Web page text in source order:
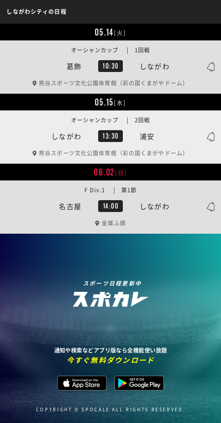
しながわシティの日程
05.14[火]
葛飾 10:30 しながわ
オーシャンカップ | 1回戦
熊谷スポーツ文化公園体育館（彩の国くまがやドーム）
05.15[水]
しながわ 13:30 浦安
オーシャンカップ | 2回戦
熊谷スポーツ文化公園体育館（彩の国くまがやドーム）
06.02[日]
名古屋 14:00 しながわ
F Div.1 | 第1節
金城ふ頭
スポーツ日程更新中
通知や検索などアプリ版なら全機能使い放題
今すぐ無料ダウンロード
COPYRIGHT © SPOCALE ALL RIGHTS RESERVED.